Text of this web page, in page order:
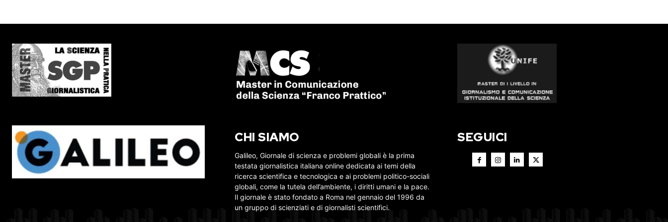
CHI SIAMO
Galileo, Giornale di scienza e problemi globali è la prima
testata giornalistica italiana online dedicata ai temi della
ricerca scientifica e tecnologica e ai problemi politico-sociali
globali, come la tutela dell’ambiente, i diritti umani e la pace.
Il giornale è stato fondato a Roma nel gennaio del 1996 da
un gruppo di scienziati e di giornalisti scientifici.
SEGUICI